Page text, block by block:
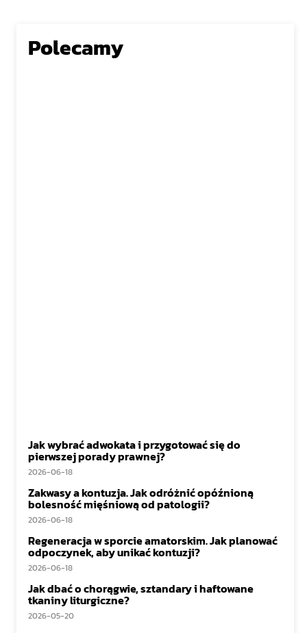
Polecamy
Jak wybrać adwokata i przygotować się do
pierwszej porady prawnej?
2026-06-18
Zakwasy a kontuzja. Jak odróżnić opóźnioną
bolesność mięśniową od patologii?
2026-06-18
Regeneracja w sporcie amatorskim. Jak planować
odpoczynek, aby unikać kontuzji?
2026-06-18
Jak dbać o chorągwie, sztandary i haftowane
tkaniny liturgiczne?
2026-05-20